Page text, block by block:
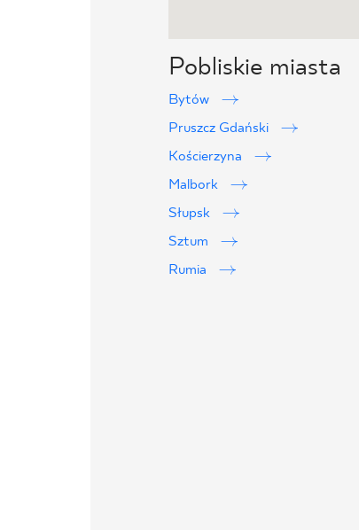
Pobliskie miasta
Bytów
Pruszcz Gdański
Kościerzyna
Malbork
Słupsk
Sztum
Rumia